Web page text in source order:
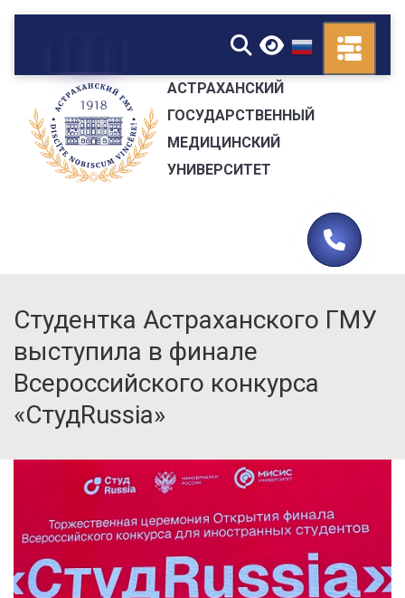
▼
АСТРАХАНСКИЙ
ГОСУДАРСТВЕННЫЙ
МЕДИЦИНСКИЙ
УНИВЕРСИТЕТ
Студентка Астраханского ГМУ
выступила в финале
Всероссийского конкурса
«СтудRussia»